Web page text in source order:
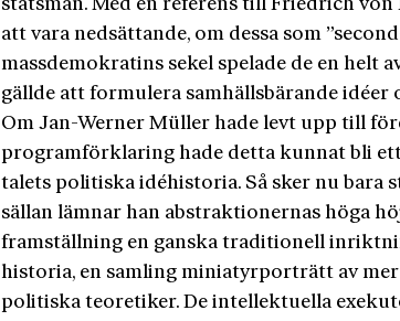
statsmän. Med en referens till Friedrich
att vara nedsättande, om dessa som
massdemokratins sekel spelade de en helt
gällde att formulera samhällsbärande idéer
Om Jan-Werner Müller hade levt upp till
programförklaring hade detta kunnat bli
talets politiska idéhistoria. Så sker nu bara
sällan lämnar han abstraktionernas höga
framställning en ganska traditionell
historia, en samling miniatyrporträtt av
politiska teoretiker. De intellektuella